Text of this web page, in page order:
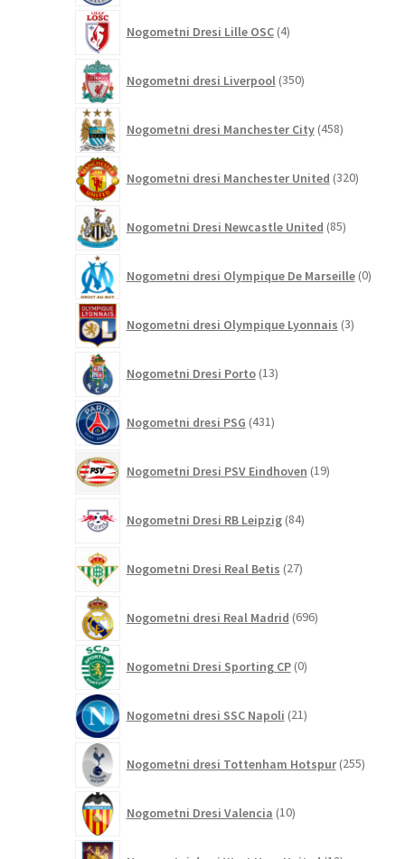
Nogometni Dresi Lille OSC 4izdelki
Nogometni dresi Liverpool 350izdelkov
Nogometni dresi Manchester City 458izdelkov
Nogometni dresi Manchester United 320izdelkov
Nogometni Dresi Newcastle United 85izdelkov
Nogometni dresi Olympique De Marseille 0
Nogometni dresi Olympique Lyonnais 3izdelki
Nogometni Dresi Porto 13izdelkov
Nogometni dresi PSG 431izdelkov
Nogometni Dresi PSV Eindhoven 19izdelkov
Nogometni Dresi RB Leipzig 84izdelkov
Nogometni Dresi Real Betis 27izdelkov
Nogometni dresi Real Madrid 696izdelkov
Nogometni Dresi Sporting CP 0izdelkov
Nogometni dresi SSC Napoli 21izdelkov
Nogometni dresi Tottenham Hotspur 255
Nogometni Dresi Valencia 10izdelkov